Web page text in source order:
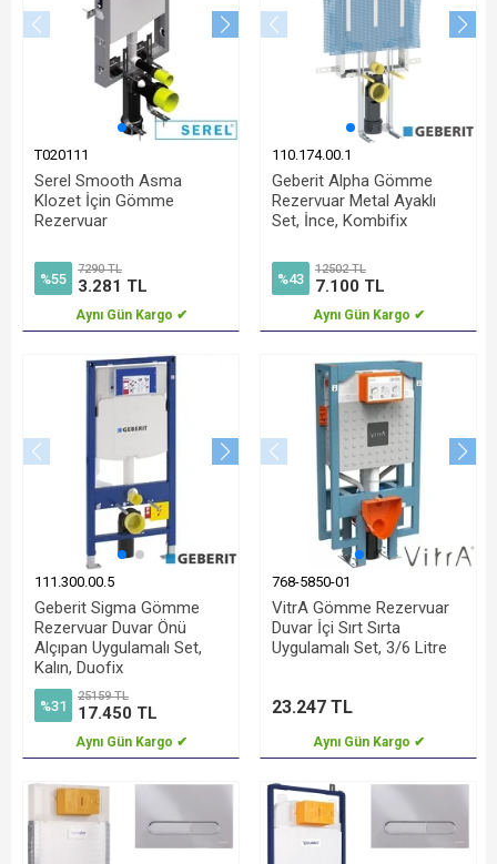
T020111
Serel Smooth Asma
Klozet İçin Gömme
Rezervuar
%55
7290 TL
3.281 TL
Aynı Gün Kargo ✔
110.174.00.1
Geberit Alpha Gömme
Rezervuar Metal Ayaklı
Set, İnce, Kombifix
%43
12502 TL
7.100 TL
Aynı Gün Kargo ✔
111.300.00.5
Geberit Sigma Gömme
Rezervuar Duvar Önü
Alçıpan Uygulamalı Set,
Kalın, Duofix
%31
25159 TL
17.450 TL
Aynı Gün Kargo ✔
768-5850-01
VitrA Gömme Rezervuar
Duvar İçi Sırt Sırta
Uygulamalı Set, 3/6 Litre
23.247 TL
Aynı Gün Kargo ✔